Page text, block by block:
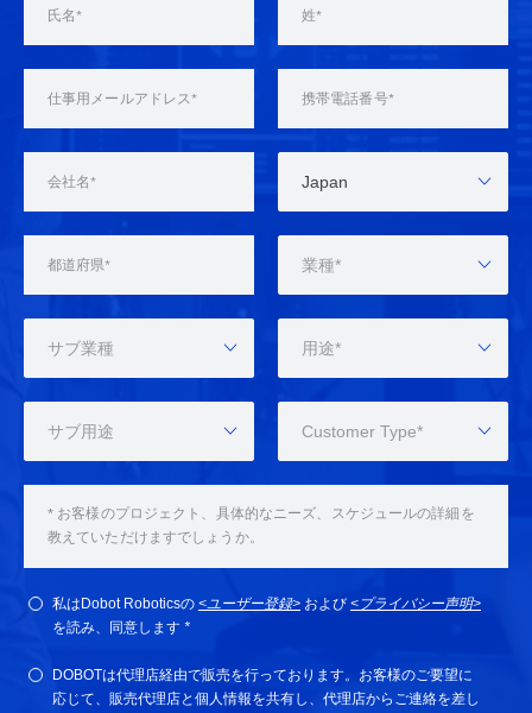
Japan
業種*
サブ業種 用途*
サブ用途 Customer Type*
私はDobot Roboticsの <ユーザー登録> および <プライバシー声明>
を読み、同意します *
DOBOTは代理店経由で販売を行っております。お客様のご要望に
応じて、販売代理店と個人情報を共有し、代理店からご連絡を差し